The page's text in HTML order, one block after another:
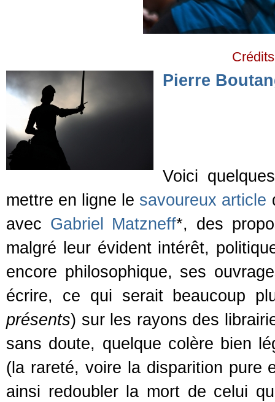
Pierre
Voici
mettre en ligne le savoureux article
avec Gabriel Matzneff*, des
malgré leur évident intérêt,
encore philosophique, ses
écrire, ce qui serait beaucoup
présents) sur les rayons des
sans doute, quelque colère bien
(la rareté, voire la disparition pure
ainsi redoubler la mort de celui